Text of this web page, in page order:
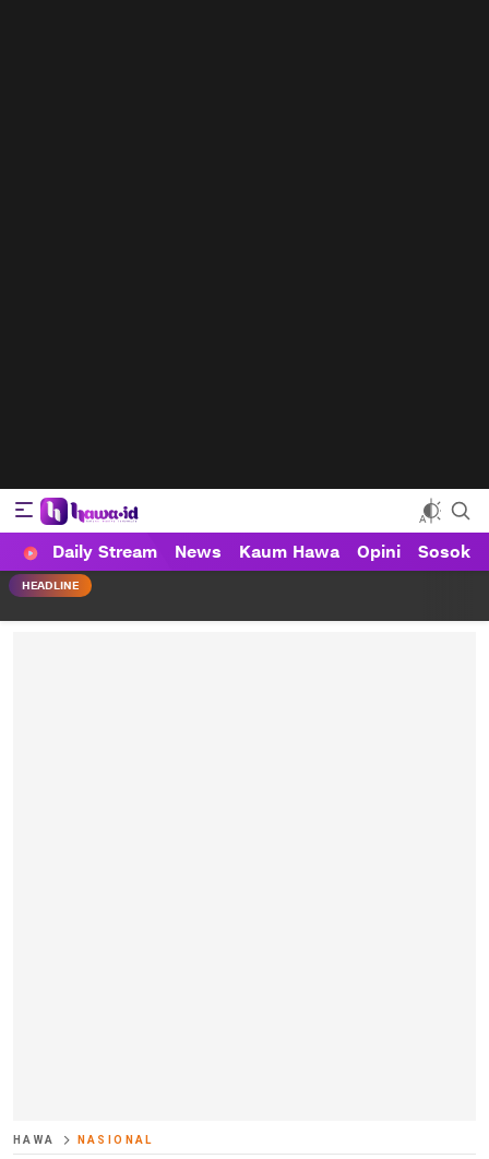
HAWA
Haluan Wanita Indonesia
Daily Stream News Kaum Hawa Opini Sosok
HEADLINE
HAWA NASIONAL